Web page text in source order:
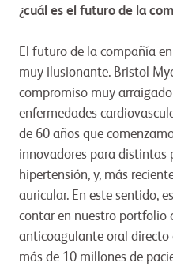
¿cuál es el futuro de la
El futuro de la compañía
muy ilusionante. Bristol
compromiso muy
enfermedades
de 60 años que
innovadores para distintas
hipertensión, y, más
auricular. En este sentido,
contar en nuestro portfolio
anticoagulante oral directo
más de 10 millones de